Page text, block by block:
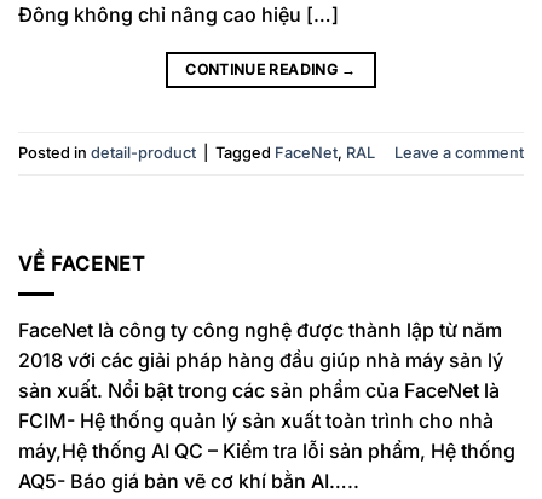
Đông không chỉ nâng cao hiệu […]
CONTINUE READING →
Posted in detail-product Tagged FaceNet, RAL Leave a comment
VỀ FACENET
FaceNet là công ty công nghệ được thành lập từ năm
2018 với các giải pháp hàng đầu giúp nhà máy sản lý
sản xuất. Nổi bật trong các sản phẩm của FaceNet là
FCIM- Hệ thống quản lý sản xuất toàn trình cho nhà
máy,Hệ thống AI QC – Kiểm tra lỗi sản phẩm, Hệ thống
AQ5- Báo giá bản vẽ cơ khí bằn AI…..